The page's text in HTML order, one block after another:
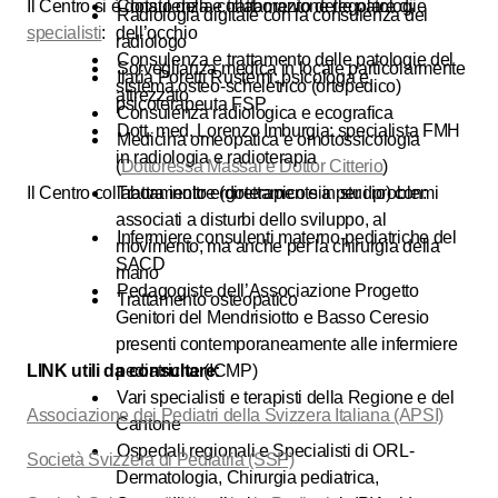
Consulenza e trattamento delle patologie
dell’occhio
Consulenza e trattamento delle patologie del
sistema osteo-scheletrico (ortopedico)
Consulenza radiologica e ecografica
Medicina omeopatica e omotossicologia
(Dottoressa Massai e Dottor Citterio)
Trattamento ergoterapico sia per i problemi
associati a disturbi dello sviluppo, al
movimento, ma anche per la chirurgia della
mano
Trattamento osteopatico
Radiologia digitale con la consulenza del
radiologo
Sorveglianza medica in locale particolarmente
attrezzato
Il Centro si è dotato della collaborazione regolare di
specialisti:
Ilaria Poretti Rustemi: psicologa e
psicoterapeuta FSP
Dott. med. Lorenzo Imburgia: specialista FMH
in radiologia e radioterapia
Il Centro collabora inoltre (direttamente in studio) con:
Infermiere consulenti materno-pediatriche del
SACD
Pedagogiste dell’Associazione Progetto
Genitori del Mendrisiotto e Basso Ceresio
presenti contemporaneamente alle infermiere
pediatriche (ICMP)
Vari specialisti e terapisti della Regione e del
Cantone
Ospedali regionali e Specialisti di ORL-
Dermatologia, Chirurgia pediatrica,
LINK utili da consultare:
Associazione dei Pediatri della Svizzera Italiana (APSI)
Società Svizzera di Pediatria (SSP)